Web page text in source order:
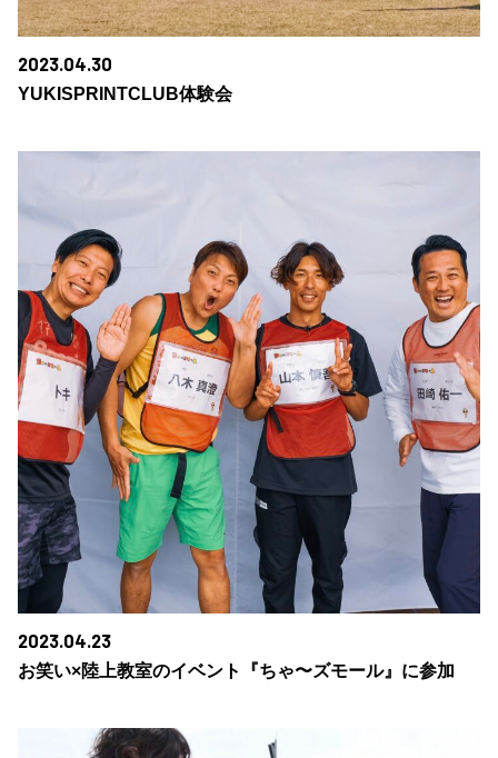
2023.04.30
YUKISPRINTCLUB体験会
2023.04.23
お笑い×陸上教室のイベント『ちゃ〜ズモール』に参加